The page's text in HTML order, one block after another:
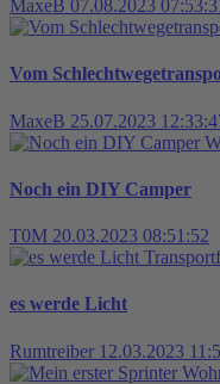
MaxeB 07.08.2023 07:53:31
Vom
MaxeB 25.07.2023
Noch ein DIY Camper
T0M 20.03.2023 08:51:52
es werde Licht
Rumtreiber 12.03.2023